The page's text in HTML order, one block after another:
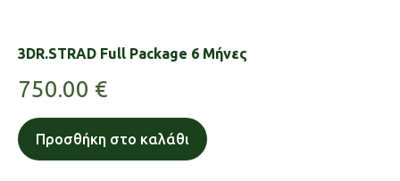
3DR.STRAD Full Package 6 Μήνες
750.00 €
Προσθήκη στο καλάθι